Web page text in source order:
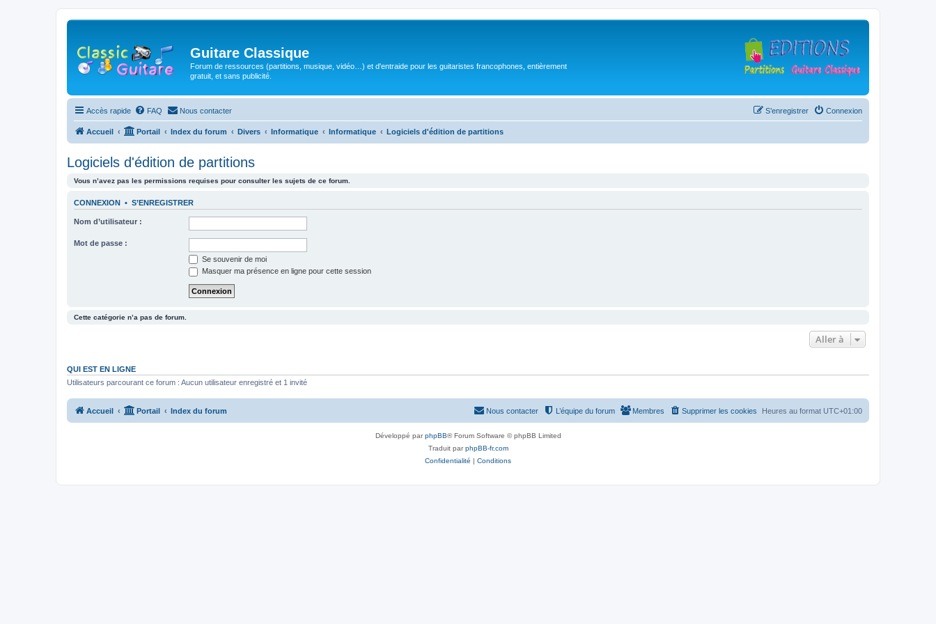
Guitare Classique
Forum de ressources (partitions, musique, vidéo…) et d'entraide pour les guitaristes francophones, entièrement
gratuit, et sans publicité.
Accès rapide FAQ Nous contacter Connexion
S’enregistrer
Accueil Portail Index du forum Divers Informatique Informatique Logiciels d'édition de partitions
Logiciels d'édition de partitions
Vous n’avez pas les permissions requises pour consulter les sujets de ce forum.
CONNEXION • S’ENREGISTRER
Nom d’utilisateur :
Mot de passe :
Se souvenir de moi
Masquer ma présence en ligne pour cette session
Cette catégorie n’a pas de forum.
Aller à
QUI EST EN LIGNE
Utilisateurs parcourant ce forum : Aucun utilisateur enregistré et 1 invité
Accueil Portail Index du forum Heures au format UTC+01:00
Supprimer les cookies
Membres
L’équipe du forum
Nous contacter
Développé parphpBB® Forum Software © phpBB Limited
Traduit parphpBB-fr.com
Confidentialité | Conditions